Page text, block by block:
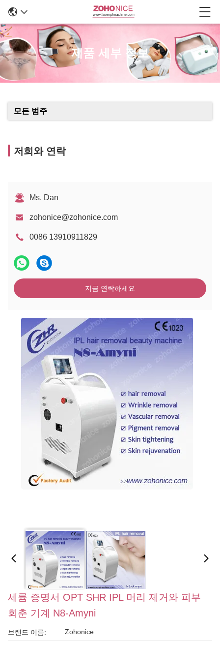
제품 세부 정보
모든 범주
저희와 연락
Ms. Dan
zohonice@zohonice.com
0086 13910911829
지금 연락하세요
세륨 증명서 OPT SHR IPL 머리 제거와 피부
회춘 기계 N8-Amyni
브랜드 이름: Zohonice